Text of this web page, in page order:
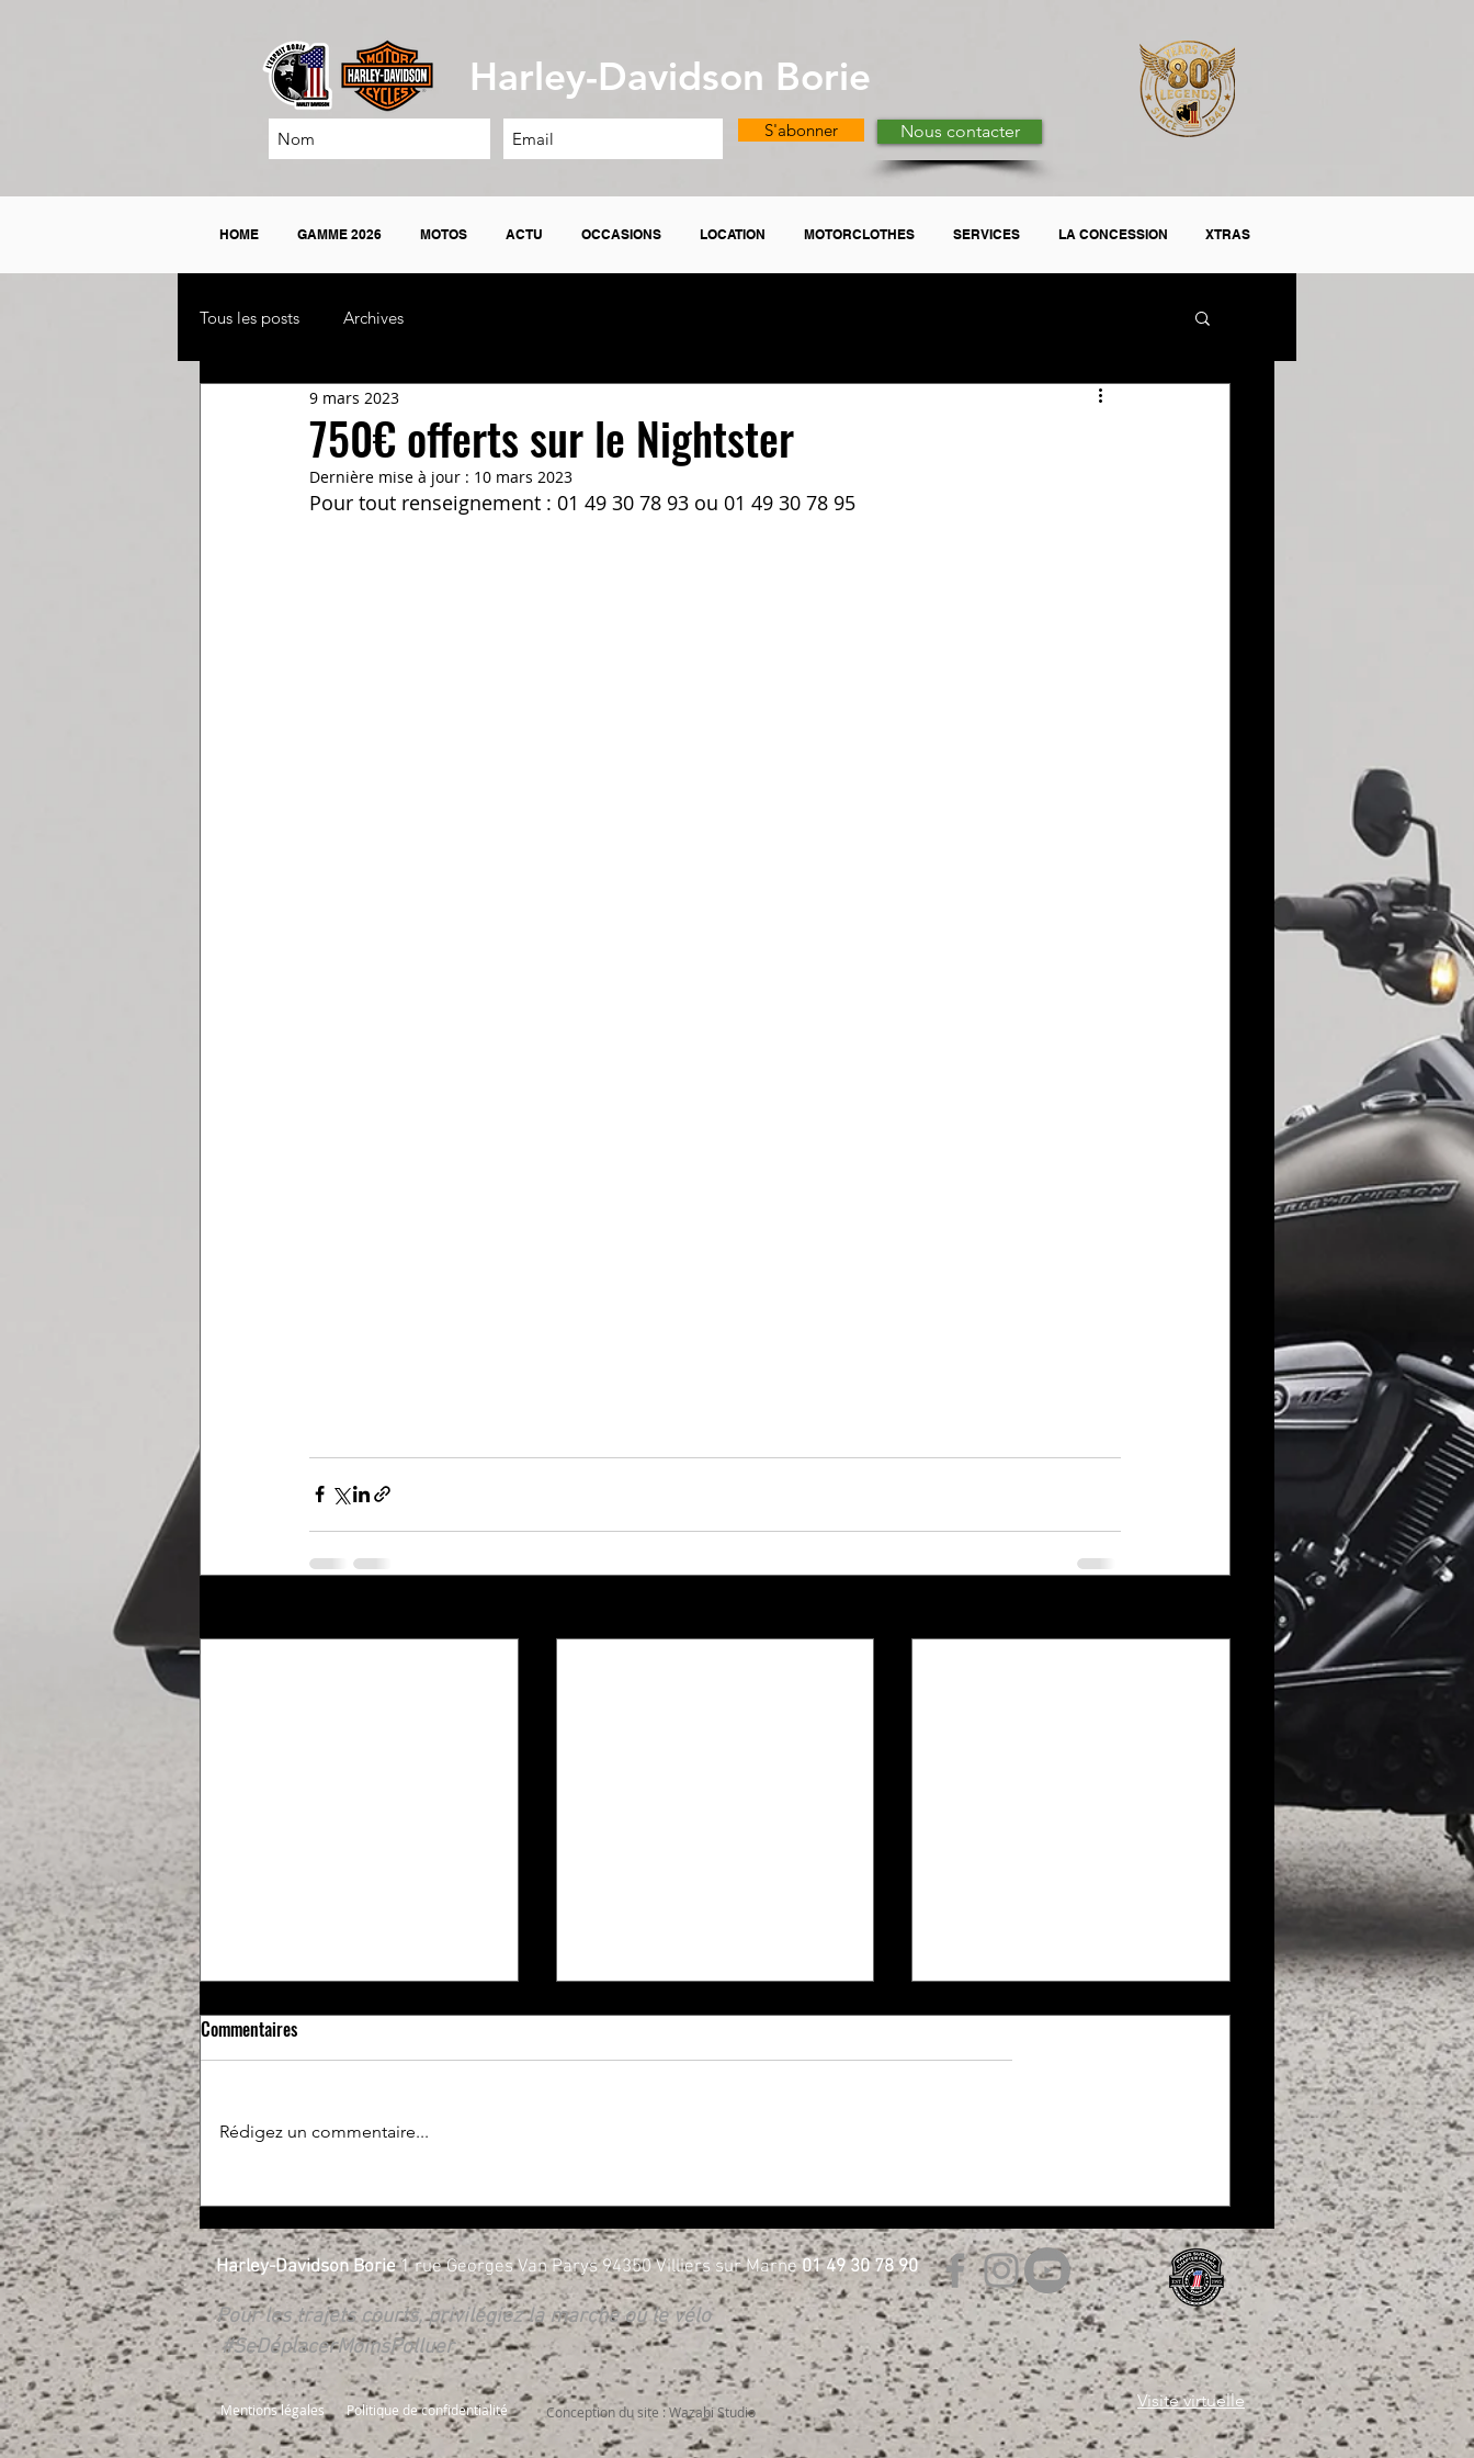
Harley-Davidson Borie
Nous contacter
S'abonner
HOME GAMME 2026 MOTOS ACTU OCCASIONS LOCATION MOTORCLOTHES SERVICES LA CONCESSION XTRAS
Tous les posts Archives
750€ offerts sur le Nightster
9 mars 2023
Dernière mise à jour : 10 mars 2023
Pour tout renseignement : 01 49 30 78 93 ou 01 49 30 78 95
Essais libres et RIDE X.PERIENCE
les 17 et 18 avril
NOUVELLE GÉNÉRATION 3 ROUES
CHEZ H-D BORIE - Essayez les !
Harley Night 2ème édition chez H-
D Borie
Commentaires
Rédigez un commentaire...
Harley-Davidson Borie1 rue Georges Van Parys 94350 Villiers sur Marne01 49 30 78 90
Pour les trajets courts, privilégiez la marche ou le vélo
#SeDéplacerMoinsPolluer
Mentions légales Politique de confidentialité Conception du site : Wazabi Studio
Visite virtuelle